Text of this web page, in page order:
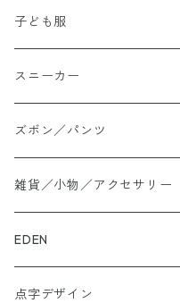
Tシャツ
シャツ
大きいサイズ
ロングTシャツ
子ども服
スニーカー
ズボン／パンツ
雑貨／小物／アクセサリー
トートバッグ
ぬかカイロ
EDEN
点字デザイン